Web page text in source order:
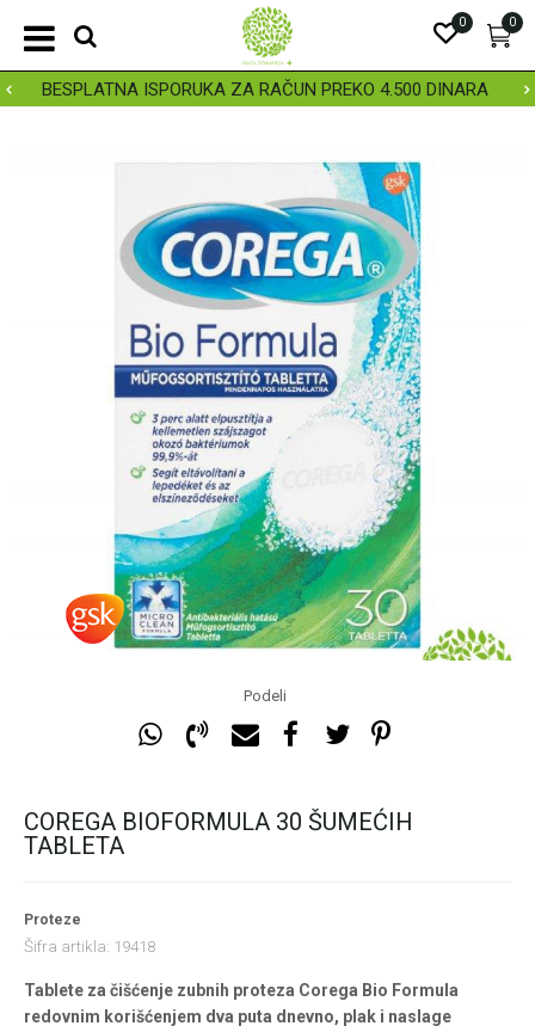
BESPLATNA ISPORUKA ZA RAČUN PREKO 4.500 DINARA
0
0
Podeli
COREGA BIOFORMULA 30 ŠUMEĆIH
TABLETA
Proteze
Šifra artikla: 19418
Tablete za čišćenje zubnih proteza Corega Bio Formula
redovnim korišćenjem dva puta dnevno, plak i naslage